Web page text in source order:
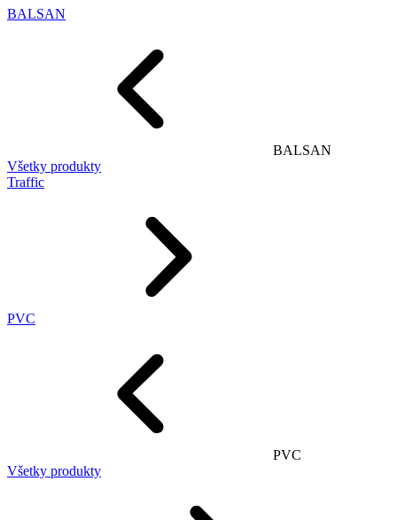
BALSAN
BALSAN
Všetky produkty
Traffic
PVC
PVC
Všetky produkty